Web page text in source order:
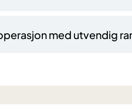
med utvendig